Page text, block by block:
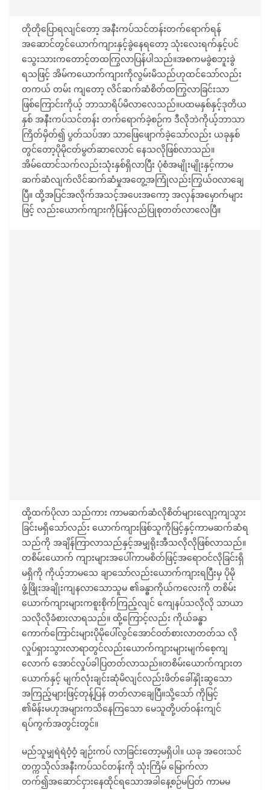
တိုတိုပြောရလျင်တော့ အနီးကပ်သင်တန်းတက်ရောက်ရန်
အဆောင်တွင်ယောက်ကျားနှင့်ခွဲနေရတော့ သုံးလေးရက်နှင့်ပင်
သွေးသားကတောင့်တထကြွလာပြန်ပါသည်။အစကမခွဲစဘူးခွဲ
ရသဖြင့် အိမ်ကယောက်ကျားကိုလွမ်းမိသည်ဟုထင်သော်လည်း
တကယ် တမ်း ကျတော့ လိင်ဆက်ဆံစိတ်ထကြွလာခြင်းသာ
ဖြစ်ကြောင်းကိုယ့် ဘာသာရိပ်မိလာလေသည်။ပထမနှစ်နှင့်ဒုတိယ
နှစ် အနီးကပ်သင်တန်း တက်ရောက်ခဲ့စဉ်က ဒီလိုဘဲကိုယ့်ဘာသာ
ကြိတ်မှိတ်၍ ပွတ်သပ်အာ သာဖြေဖျောက်ခဲ့သော်လည်း ယခုနှစ်
တွင်တော့ပိုမိုငတ်မွတ်ဆာလောင် နေသလိုဖြစ်လာသည်။
အိမ်ထောင်သက်လည်းသုံးနှစ်ရှိလာပြီး ပုံစံအမျိုးမျိုးနှင့်ကာမ
ဆက်ဆံလျက်လိင်ဆက်ဆံမှုအတွေ့အကြုံလည်းကြွယ်ဝလာချေ
ပြီ။ ထို့အပြင်အလိုက်အသင့်အပေးအကော့ အလှန်အမှောက်များ
ဖြင့် လည်းယောက်ကျားကိုပြန်လည်ပြုစုတတ်လာလေပြီ။
ထို့ထက်ပိုလာ သည်ကား ကာမဆက်ဆံလိုစိတ်များလျော့ကျသွား
ခြင်းမရှိသော်လည်း ယောက်ကျားဖြစ်သူကိုမြင့်နှင့်ကာမဆက်ဆံရ
သည်ကို အချိန်ကြာလာသည်နှင့်အမျှရိုးအီသလိုလိုဖြစ်လာသည်။
တစိမ်းယောက် ကျားများအပေါ်ကာမစိတ်ဖြင့်အရောဝင်လိုခြင်းရှိ
မရှိကို ကိုယ့်ဘာမသေ ချာသော်လည်းယောက်ကျားရပြီးမှ ပိုမို
ဖွံ့ဖြိုးအချိုးကျနလာသောသူမ ၏ခန္ဓာကိုယ်ကလေးကို တစိမ်း
ယောက်ကျားများကစူးစိုက်ကြည့်လျင် ကျေနပ်သလိုလို သာယာ
သလိုလိုခံစားလာရသည်။ ထို့ကြောင့်လည်း ကိုယ်ခန္ဓာ
ကောက်ကြောင်းများပိုမိုပေါ်လွင်အောင်ဝတ်စားလာတတ်သ လို
လှုပ်ရှားသွားလာရာတွင်လည်းယောက်ကျားများမျက်စေ့ကျ
လောက် အောင်လှုပ်ခါပြတတ်လာသည်။တစိမ်းယောက်ကျားတ
ယောက်နှင့် မျက်လုံးချင်းဆုံမိလျင်လည်းဖိတ်ခေါ်နှိုးဆွသော
အကြည့်များဖြင့်တုန့်ပြန် တတ်လာချေပြီ။သို့သော် ကိုမြင့်
၏မိန်းမဟုအများကသိနေကြသော မေသူတို့ပတ်ဝန်းကျင်
ရပ်ကွက်အတွင်းတွင်။
မည်သူမျှရဲရဲဝံ့ဝံ့ ချဉ်းကပ် လာခြင်းတော့မရှိပါ။ ယခု အဝေးသင်
တက္ကသိုလ်အနီးကပ်သင်တန်းကို သုံးကြိမ် မြောက်လာ
တက်၍အဆောင်ငှားနေထိုင်ရသောအခါနေ့စဉ်မပြတ် ကာမမ